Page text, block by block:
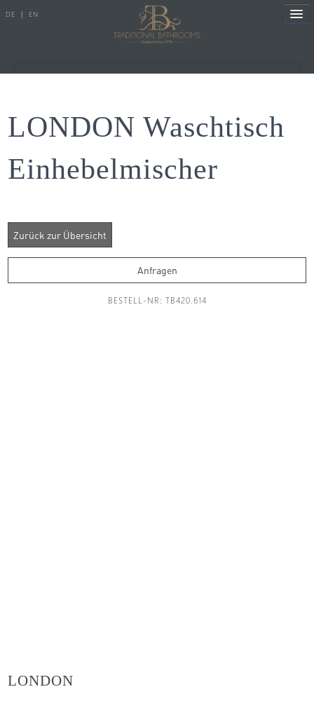
DE | EN
Duscharmaturen
Duschen
LONDON Waschtisch
Einhebelmischer
Anfragen
BESTELL-NR: TB420.614
LONDON